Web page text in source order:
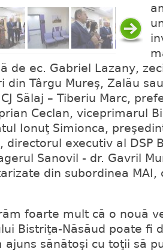
de ec. Gabriel Lazany,
din Târgu Mureş, Zalău
Sălaj – Tiberiu Marc,
Ceclan, viceprimarul
Ionuţ Simionca,
directorul executiv al DSP
Sanovil - dr. Gavril
din subordinea MAI,
foarte mult că o nouă
Bistriţa-Năsăud poate fi
ajuns sănătoşi cu toţii să